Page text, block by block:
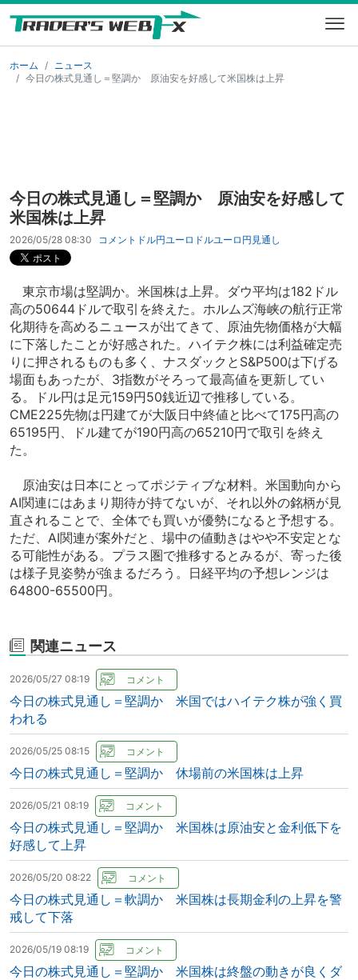
ホーム
ニュース
今日の株式見通し＝堅調か 原油安を好感して米国株は上昇
今日の株式見通し＝堅調か 原油安を好感して
米国株は上昇
2026/05/28 08:30 コメント ドル円ユーロドルユーロ円 見通し
東京市場は堅調か。米国株は上昇。ダウ平均は182ドル
高の50644ドルで取引を終えた。ホルムズ海峡の航行正常
化期待を高めるニュースが出てきて、原油先物価格が大幅
に下落したことが好感された。ハイテク株には利益確定売
りに押されるものも多く、ナスダックとS&P500は下げる
場面もあったが、3指数がそろって最高値を更新してい
る。ドル円は足元159円50銭近辺で推移している。
CME225先物は円建てが大阪日中終値と比べて175円高の
65195円、ドル建てが190円高の65210円で取引を終え
た。
原油安は日本にとってポジティブな材料。米国動向から
AI関連にはあまり期待が持てないが、それ以外の銘柄が見
直されることで、全体でも買いが優勢になると予想する。
ただ、AI関連が案外だと、場中の値動きはやや不安定とな
る可能性がある。プラス圏で推移するとみるが、寄った後
は様子見姿勢が強まるだろう。日経平均の予想レンジは
64800-65500円。
関連ニュース
2026/05/27 08:19
今日の株式見通し＝堅調か 米国ではハイテク株が強く買
われる
2026/05/25 08:15
今日の株式見通し＝堅調か 休場前の米国株は上昇
2026/05/21 08:19
今日の株式見通し＝堅調か 米国株は原油安と金利低下を
好感して上昇
2026/05/20 08:22
今日の株式見通し＝軟調か 米国株は長期金利の上昇を警
戒して下落
2026/05/19 08:19
今日の株式見通し＝堅調か 米国株は終盤の動きが良くダ